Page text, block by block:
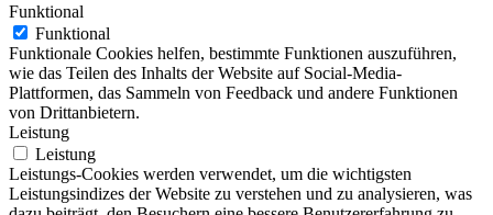
Funktional
Funktional
Funktionale Cookies helfen, bestimmte Funktionen auszuführen,
wie das Teilen des Inhalts der Website auf Social-Media-
Plattformen, das Sammeln von Feedback und andere Funktionen
von Drittanbietern.
Leistung
Leistung
Leistungs-Cookies werden verwendet, um die wichtigsten
Leistungsindizes der Website zu verstehen und zu analysieren, was